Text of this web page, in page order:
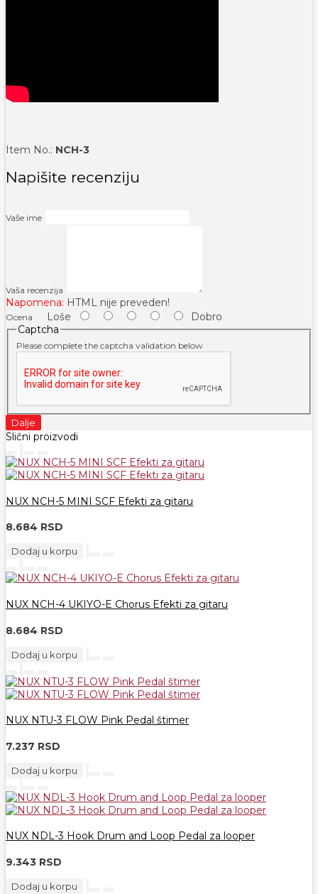
Item No.: NCH-3
Napišite recenziju
Vaše ime
Vaša recenzija
Napomena: HTML nije preveden!
Ocena Loše
Dobro
Captcha
Please complete the captcha validation below
Dalje
Slični proizvodi
NUX NCH-5 MINI SCF Efekti za gitaru
8.684 RSD
Dodaj u korpu
NUX NCH-4 UKIYO-E Chorus Efekti za gitaru
8.684 RSD
Dodaj u korpu
NUX NTU-3 FLOW Pink Pedal štimer
7.237 RSD
Dodaj u korpu
NUX NDL-3 Hook Drum and Loop Pedal za looper
9.343 RSD
Dodaj u korpu